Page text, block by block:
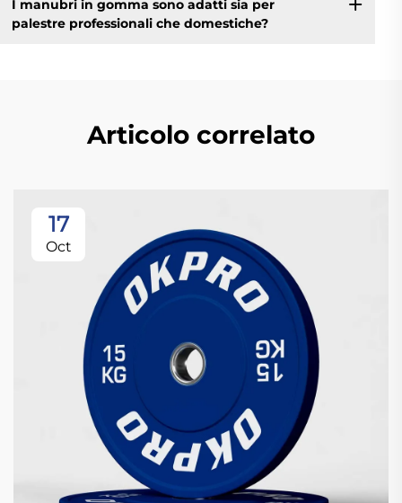
I manubri in gomma sono adatti sia per
palestre professionali che domestiche?
Articolo correlato
17
Oct